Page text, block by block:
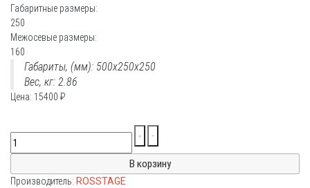
Габаритные размеры:
250
Межосевые размеры:
160
Габариты, (мм): 500x250x250
Вес, кг: 2.86
Цена: 15400 ₽
Производитель: ROSSTAGE